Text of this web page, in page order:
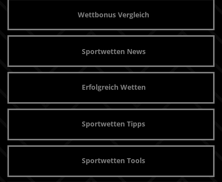
Wettbonus Vergleich
Sportwetten News
Erfolgreich Wetten
Sportwetten Tipps
Sportwetten Tools